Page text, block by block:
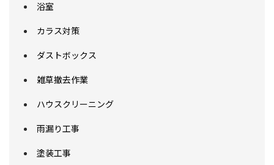
浴室
カラス対策
ダストボックス
雑草撤去作業
ハウスクリーニング
雨漏り工事
塗装工事